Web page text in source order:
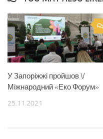
У Запоріжжі пройшов V
Міжнародний «Еко Форум»
25.11.2021